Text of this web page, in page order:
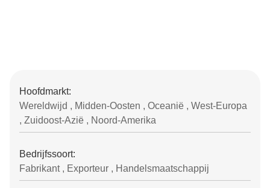
Hoofdmarkt:
Wereldwijd , Midden-Oosten , Oceanië , West-Europa
, Zuidoost-Azië , Noord-Amerika
Bedrijfssoort:
Fabrikant , Exporteur , Handelsmaatschappij